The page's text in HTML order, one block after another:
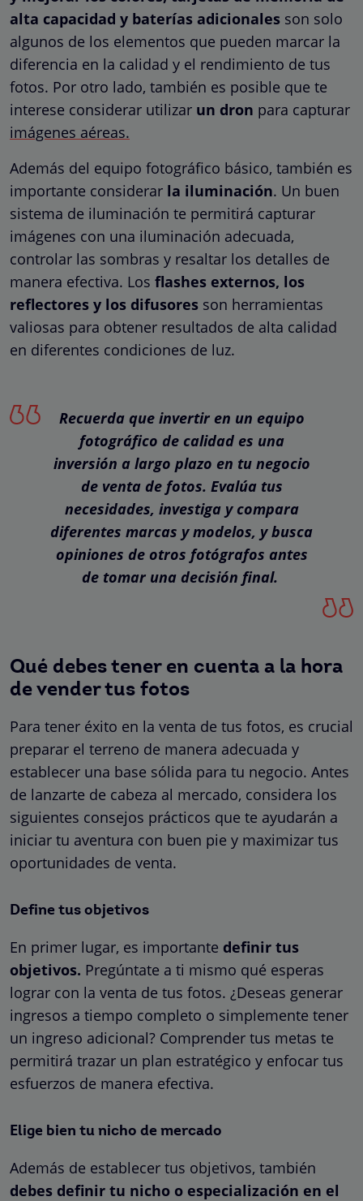
alta capacidad y baterías adicionales son solo
algunos de los elementos que pueden marcar la
diferencia en la calidad y el rendimiento de tus
fotos. Por otro lado, también es posible que te
interese considerar utilizar un dron para capturar
imágenes aéreas.
Además del equipo fotográfico básico, también es
importante considerar la iluminación. Un buen
sistema de iluminación te permitirá capturar
imágenes con una iluminación adecuada,
controlar las sombras y resaltar los detalles de
manera efectiva. Los flashes externos, los
reflectores y los difusores son herramientas
valiosas para obtener resultados de alta calidad
en diferentes condiciones de luz.
Recuerda que invertir en un equipo
fotográfico de calidad es una
inversión a largo plazo en tu negocio
de venta de fotos. Evalúa tus
necesidades, investiga y compara
diferentes marcas y modelos, y busca
opiniones de otros fotógrafos antes
de tomar una decisión final.
Qué debes tener en cuenta a la hora
de vender tus fotos
Para tener éxito en la venta de tus fotos, es crucial
preparar el terreno de manera adecuada y
establecer una base sólida para tu negocio. Antes
de lanzarte de cabeza al mercado, considera los
siguientes consejos prácticos que te ayudarán a
iniciar tu aventura con buen pie y maximizar tus
oportunidades de venta.
Define tus objetivos
En primer lugar, es importante definir tus
objetivos. Pregúntate a ti mismo qué esperas
lograr con la venta de tus fotos. ¿Deseas generar
ingresos a tiempo completo o simplemente tener
un ingreso adicional? Comprender tus metas te
permitirá trazar un plan estratégico y enfocar tus
esfuerzos de manera efectiva.
Elige bien tu nicho de mercado
Además de establecer tus objetivos, también
debes definir tu nicho o especialización en el